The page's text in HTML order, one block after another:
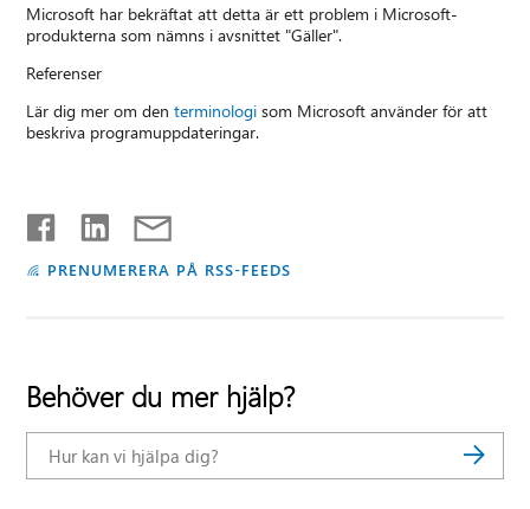
Microsoft har bekräftat att detta är ett problem i Microsoft-
produkterna som nämns i avsnittet "Gäller".
Referenser
Lär dig mer om denterminologi som Microsoft använder för att
beskriva programuppdateringar.
PRENUMERERA PÅ RSS-FEEDS
Behöver du mer hjälp?